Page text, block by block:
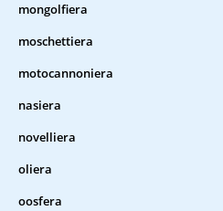
mongolfiera
moschettiera
motocannoniera
nasiera
novelliera
oliera
oosfera